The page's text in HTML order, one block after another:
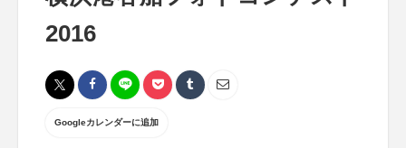
2016
Googleカレンダーに追加